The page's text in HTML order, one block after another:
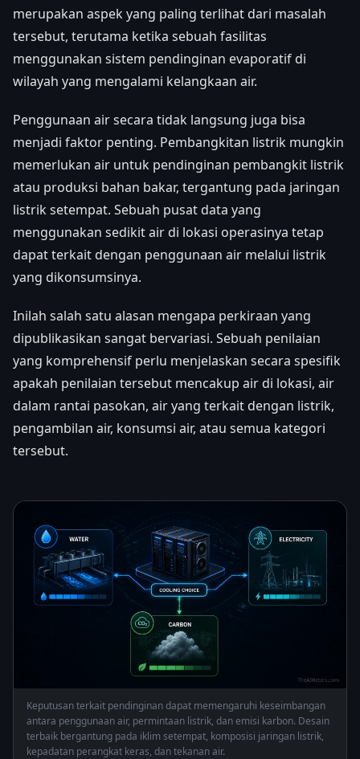
merupakan aspek yang paling terlihat dari masalah
tersebut, terutama ketika sebuah fasilitas
menggunakan sistem pendinginan evaporatif di
wilayah yang mengalami kelangkaan air.
Penggunaan air secara tidak langsung juga bisa
menjadi faktor penting. Pembangkitan listrik mungkin
memerlukan air untuk pendinginan pembangkit listrik
atau produksi bahan bakar, tergantung pada jaringan
listrik setempat. Sebuah pusat data yang
menggunakan sedikit air di lokasi operasinya tetap
dapat terkait dengan penggunaan air melalui listrik
yang dikonsumsinya.
Inilah salah satu alasan mengapa perkiraan yang
dipublikasikan sangat bervariasi. Sebuah penilaian
yang komprehensif perlu menjelaskan secara spesifik
apakah penilaian tersebut mencakup air di lokasi, air
dalam rantai pasokan, air yang terkait dengan listrik,
pengambilan air, konsumsi air, atau semua kategori
tersebut.
Keputusan terkait pendinginan dapat memengaruhi keseimbangan
antara penggunaan air, permintaan listrik, dan emisi karbon. Desain
terbaik bergantung pada iklim setempat, komposisi jaringan listrik,
kepadatan perangkat keras, dan tekanan air.